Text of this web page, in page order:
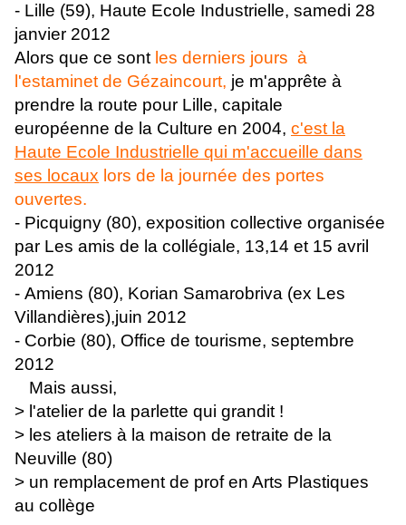
- Lille (59), Haute Ecole Industrielle, samedi 28
janvier 2012
Alors que ce sont les derniers jours à
l'estaminet de Gézaincourt, je m'apprête à
prendre la route pour Lille, capitale
européenne de la Culture en 2004, c'est la
Haute Ecole Industrielle qui m'accueille dans
ses locaux lors de la journée des portes
ouvertes.
- Picquigny (80), exposition collective organisée
par Les amis de la collégiale, 13,14 et 15 avril
2012
- Amiens (80), Korian Samarobriva (ex Les
Villandières),juin 2012
- Corbie (80), Office de tourisme, septembre
2012
Mais aussi,
> l'atelier de la parlette qui grandit !
> les ateliers à la maison de retraite de la
Neuville (80)
> un remplacement de prof en Arts Plastiques
au collège